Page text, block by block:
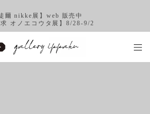
徒爾 nikke展】web 販売中
求 オノエコウタ展】8/28-9/2